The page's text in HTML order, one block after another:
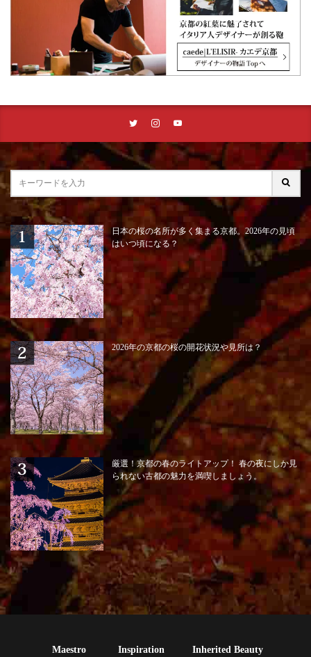
日本の桜の名所が多く集まる京都。2026年の見頃
はいつ頃になる？
2026年の京都の桜の開花状況や見所は？
厳選！京都の春のライトアップ！ 春の夜にしか見
られない古都の魅力を満喫しましょう。
Maestro Inspiration Inherited Beauty